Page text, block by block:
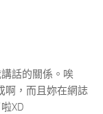
話的關係。唉
啊，而且妳在網誌
XD